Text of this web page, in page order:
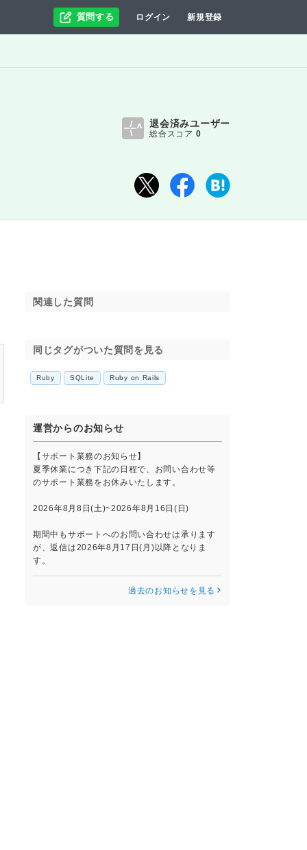
質問する ログイン 新規登録
退会済みユーザー
総合スコア 0
関連した質問
同じタグがついた質問を見る
Ruby SQLite Ruby on Rails
運営からのお知らせ
【サポート業務のお知らせ】
夏季休業につき下記の日程で、お問い合わせ等
のサポート業務をお休みいたします。
2026年8月8日(土)~2026年8月16日(日)
期間中もサポートへのお問い合わせは承ります
が、返信は2026年8月17日(月)以降となりま
す。
過去のお知らせを見る